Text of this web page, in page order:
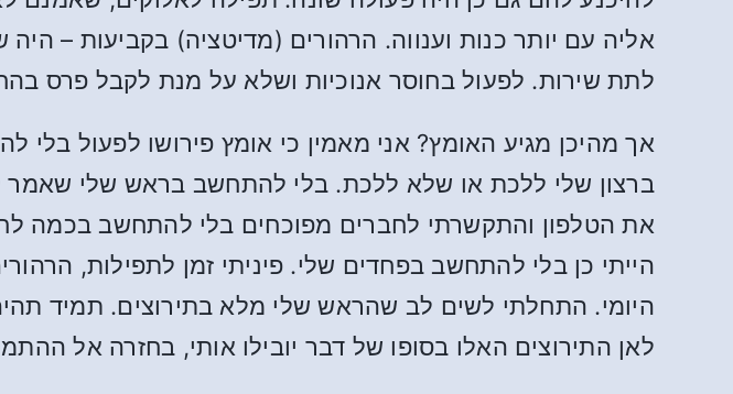
אליה עם יותר כנות וענווה. הרהורים (מדיטציה) בקביעות –
לתת שירות. לפעול בחוסר אנוכיות ושלא על מנת לקבל פרס
אך מהיכן מגיע האומץ? אני מאמין כי אומץ פירושו לפעול
ברצון שלי ללכת או שלא ללכת. בלי להתחשב בראש שלי שאמר לי
את הטלפון והתקשרתי לחברים מפוכחים בלי להתחשב בכמה
הייתי כן בלי להתחשב בפחדים שלי. פיניתי זמן לתפילות,
היומי. התחלתי לשים לב שהראש שלי מלא בתירוצים. תמיד
לאן התירוצים האלו בסופו של דבר יובילו אותי, בחזרה אל